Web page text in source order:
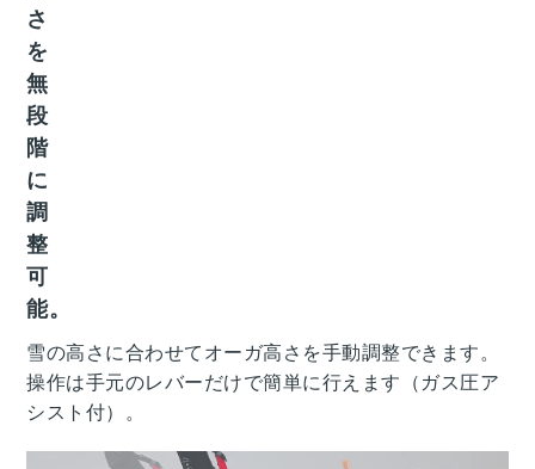
さ
を
無
段
階
に
調
整
可
能。
雪の高さに合わせてオーガ高さを手動調整できます。
操作は手元のレバーだけで簡単に行えます（ガス圧ア
シスト付）。